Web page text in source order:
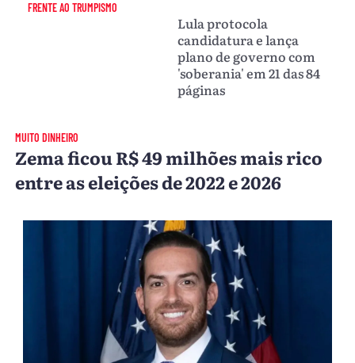
FRENTE AO TRUMPISMO
Lula protocola
candidatura e lança
plano de governo com
'soberania' em 21 das 84
páginas
MUITO DINHEIRO
Zema ficou R$ 49 milhões mais rico
entre as eleições de 2022 e 2026